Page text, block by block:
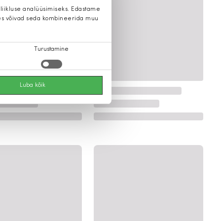
analüüsimiseks. Edastame
võivad seda kombineerida muu
Turustamine
Luba kõik